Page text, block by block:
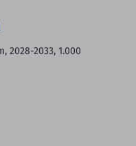
2028-2033, 1.000